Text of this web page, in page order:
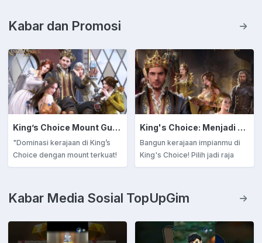
Kabar dan Promosi
King’s Choice Mount Guide: Pilih Tunggangan Terkuat untuk Dominasi Kerajaan!
"Dominasi kerajaan di King’s
Choice dengan mount terkuat!
Pelajari cara memilih dan
memenangkan lebih banyak
pertempuran!
King's Choice: Menjadi Raja Bijaksana atau Tirani Kejam? Panduan Lengkap untuk Membangun Kerajaan dan Menaklukkan Hati!
Bangun kerajaan impianmu di
King's Choice! Pilih jadi raja
bijaksana atau tiran kejam.
strategi, tips membangun
kerajaan, dan menaklukkan hati
Kabar Media Sosial TopUpGim